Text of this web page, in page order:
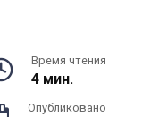
Время чтения
4 мин.
Опубликовано